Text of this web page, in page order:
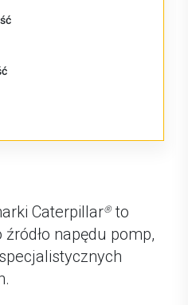
Caterpillar®to
napędu pomp,